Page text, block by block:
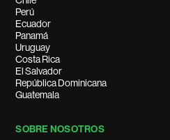
Perú
Ecuador
Panamá
Uruguay
Costa Rica
El Salvador
República Dominicana
Guatemala
SOBRE NOSOTROS